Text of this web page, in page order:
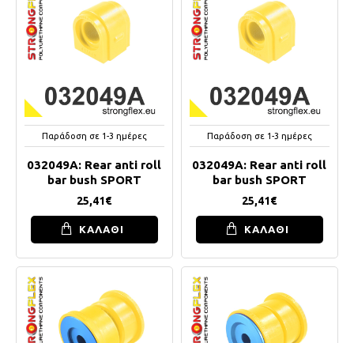
Παράδοση σε 1-3 ημέρες
032049A: Rear anti roll
bar bush SPORT
25,41€
ΚΑΛΑΘΙ
Παράδοση σε 1-3 ημέρες
032049A: Rear anti roll
bar bush SPORT
25,41€
ΚΑΛΑΘΙ